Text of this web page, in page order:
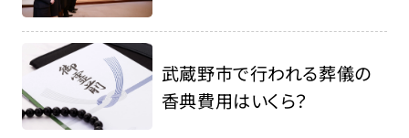
武蔵野市で行われる葬儀の
香典費用はいくら？